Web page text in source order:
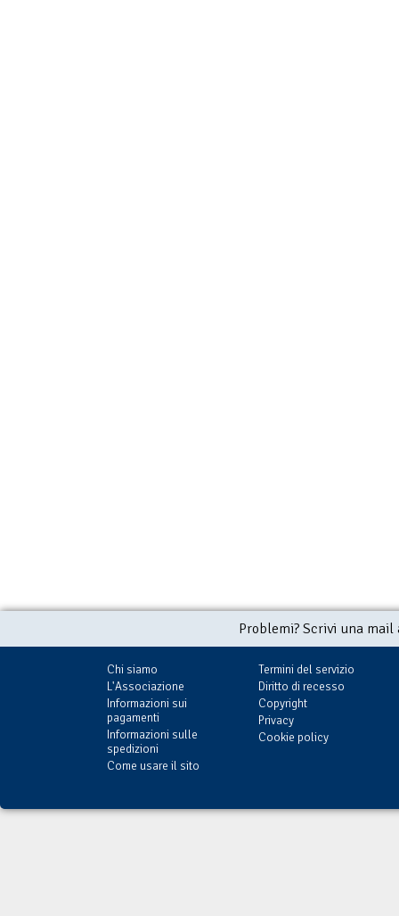
Problemi? Scrivi una
Chi siamo
L'Associazione
Informazioni sui
pagamenti
Informazioni sulle
spedizioni
Come usare il sito
Termini del servizio
Diritto di recesso
Copyright
Privacy
Cookie policy